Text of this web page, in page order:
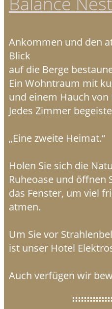
Ankommen und den
Blick
auf die Berge
Ein Wohntraum mit
und einem Hauch von
Jedes Zimmer
„Eine zweite Heimat.“
Holen Sie sich die
Ruheoase und öffnen
das Fenster, um viel
atmen.
Um Sie vor
ist unser Hotel
Auch verfügen wir